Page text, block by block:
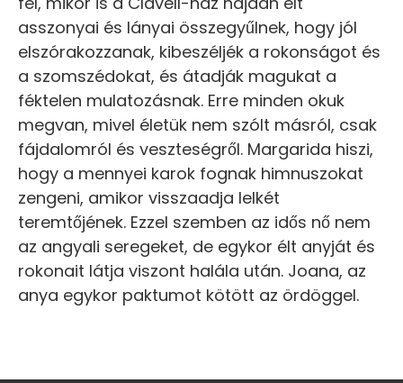
asszonyai és lányai összegyűlnek, hogy jól
elszórakozzanak, kibeszéljék a rokonságot és
a szomszédokat, és átadják magukat a
féktelen mulatozásnak. Erre minden okuk
megvan, mivel életük nem szólt másról, csak
fájdalomról és veszteségről. Margarida hiszi,
hogy a mennyei karok fognak himnuszokat
zengeni, amikor visszaadja lelkét
teremtőjének. Ezzel szemben az idős nő nem
az angyali seregeket, de egykor élt anyját és
rokonait látja viszont halála után. Joana, az
anya egykor paktumot kötött az ördöggel.